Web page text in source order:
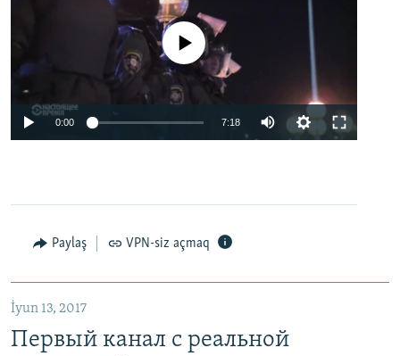
No media source currently available
0:00 7:18
Paylaş VPN-siz açmaq
İyun 13, 2017
Первый канал с реальной